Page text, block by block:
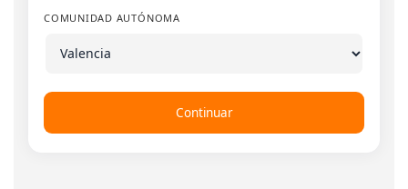
COMUNIDAD AUTÓNOMA
Continuar